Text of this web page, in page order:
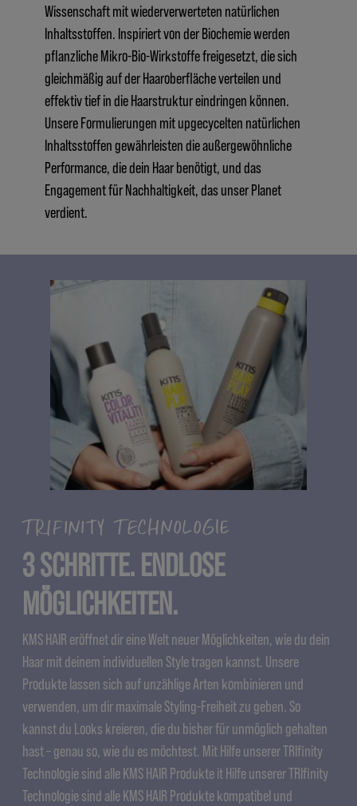
Wissenschaft mit wiederverwerteten natürlichen
Inhaltsstoffen. Inspiriert von der Biochemie werden
pflanzliche Mikro-Bio-Wirkstoffe freigesetzt, die sich
gleichmäßig auf der Haaroberfläche verteilen und
effektiv tief in die Haarstruktur eindringen können.
Unsere Formulierungen mit upgecycelten natürlichen
Inhaltsstoffen gewährleisten die außergewöhnliche
Performance, die dein Haar benötigt, und das
Engagement für Nachhaltigkeit, das unser Planet
verdient.
TRIFINITY TECHNOLOGIE
3 SCHRITTE. ENDLOSE
MÖGLICHKEITEN.
KMS HAIR eröffnet dir eine Welt neuer Möglichkeiten, wie du dein
Haar mit deinem individuellen Style tragen kannst. Unsere
Produkte lassen sich auf unzählige Arten kombinieren und
verwenden, um dir maximale Styling-Freiheit zu geben. So
kannst du Looks kreieren, die du bisher für unmöglich gehalten
hast – genau so, wie du es möchtest. Mit Hilfe unserer TRIfinity
Technologie sind alle KMS HAIR Produkte it Hilfe unserer TRIfinity
Technologie sind alle KMS HAIR Produkte kompatibel und